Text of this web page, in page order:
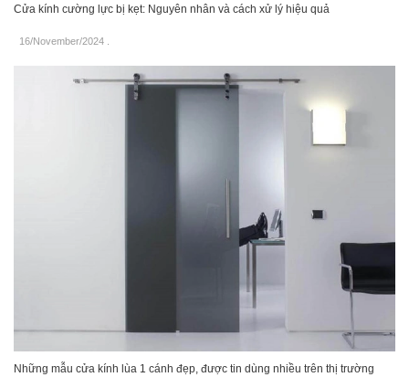
Cửa kính cường lực bị kẹt: Nguyên nhân và cách xử lý hiệu quả
16/November/2024
Những mẫu cửa kính lùa 1 cánh đẹp, được tin dùng nhiều trên thị trường